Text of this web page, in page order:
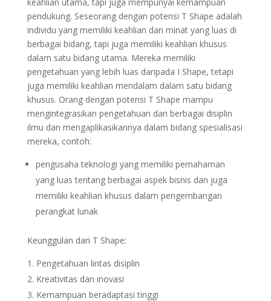
pendukung. Seseorang dengan potensi T Shape adalah
individu yang memiliki keahlian dan minat yang luas di
berbagai bidang, tapi juga memiliki keahlian khusus
dalam satu bidang utama. Mereka memiliki
pengetahuan yang lebih luas daripada I Shape, tetapi
juga memiliki keahlian mendalam dalam satu bidang
khusus. Orang dengan potensi T Shape mampu
mengintegrasikan pengetahuan dari berbagai disiplin
ilmu dan mengaplikasikannya dalam bidang spesialisasi
mereka, contoh:
pengusaha teknologi yang memiliki pemahaman
yang luas tentang berbagai aspek bisnis dan juga
memiliki keahlian khusus dalam pengembangan
perangkat lunak
Keunggulan dari T Shape:
Pengetahuan lintas disiplin
Kreativitas dan inovasi
Kemampuan beradaptasi tinggi